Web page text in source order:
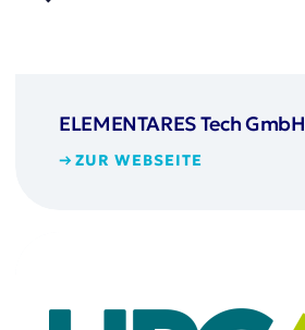
ELEMENTARES Tech GmbH
ZUR WEBSEITE